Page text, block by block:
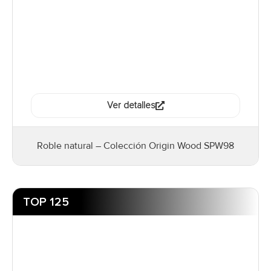
Ver detalles
Roble natural – Colección Origin Wood SPW98
TOP 125